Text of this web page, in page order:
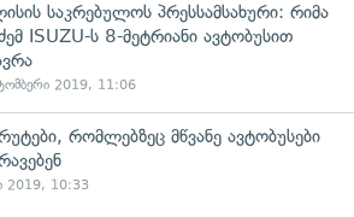
საკრებულოს პრესსამსახური: რიმა
ISUZU-ს 8-მეტრიანი ავტობუსით
2019, 11:06
რომლებზეც მწვანე ავტობუსები
2019, 10:33